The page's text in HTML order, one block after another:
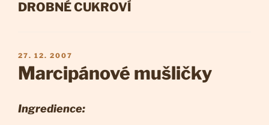
RUBRIKY
DROBNÉ CUKROVÍ
PUBLIKOVÁNO
27. 12. 2007
Marcipánové mušličky
Ingredience: